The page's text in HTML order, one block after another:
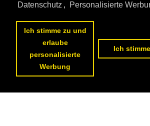
Datenschutz , Personalisierte
Ich stimme zu und
erlaube
personalisierte
Werbung
Ich